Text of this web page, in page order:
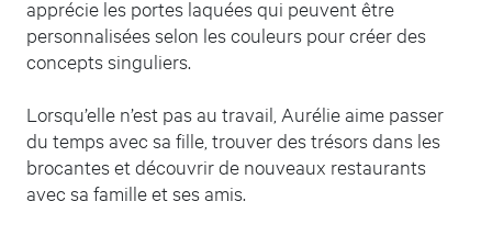
apprécie les portes laquées qui peuvent être
personnalisées selon les couleurs pour créer des
concepts singuliers.
Lorsqu’elle n’est pas au travail, Aurélie aime passer
du temps avec sa fille, trouver des trésors dans les
brocantes et découvrir de nouveaux restaurants
avec sa famille et ses amis.